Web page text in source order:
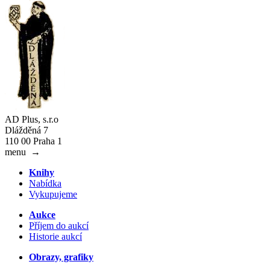
AD Plus, s.r.o
Dlážděná 7
110 00 Praha 1
menu
→
Knihy
Nabídka
Vykupujeme
Aukce
Příjem do aukcí
Historie aukcí
Obrazy, grafiky